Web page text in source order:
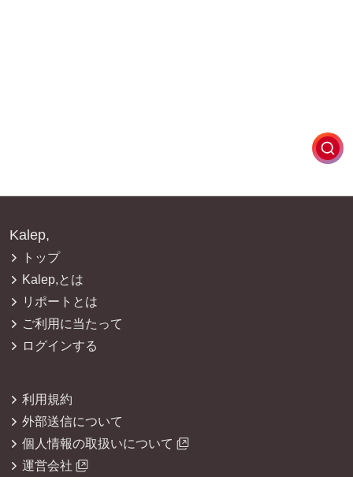
Kalep,
トップ
Kalep,とは
リポートとは
ご利用に当たって
ログインする
利用規約
外部送信について
個人情報の取扱いについて
運営会社